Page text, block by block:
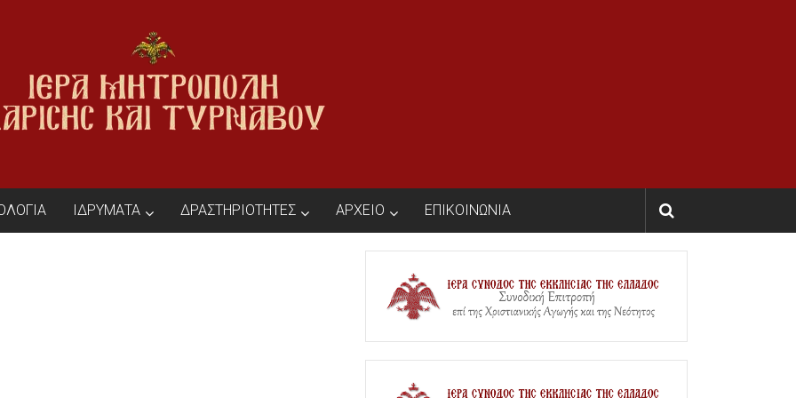
ΙΔΡΥΜΑΤΑ ΔΡΑΣΤΗΡΙΟΤΗΤΕΣ ΑΡΧΕΙΟ ΕΠΙΚΟΙΝΩΝΙΑ